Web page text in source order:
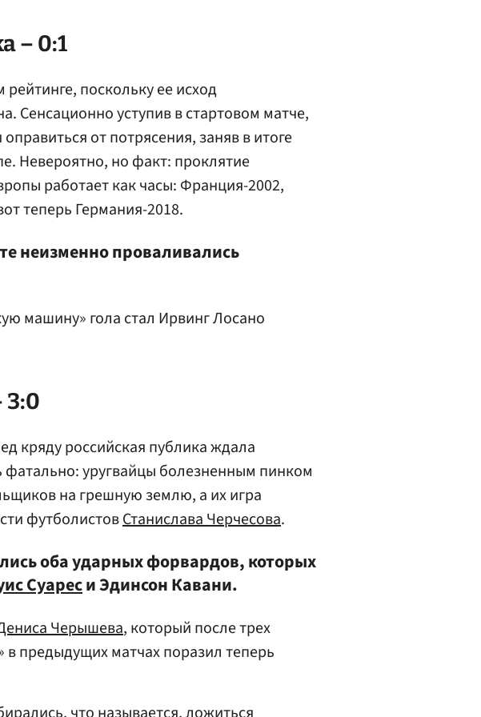
– 0:1
поскольку ее исход
Сенсационно уступив в стартовом матче,
от потрясения, заняв в итоге
Невероятно, но факт: проклятие
работает как часы: Франция-2002,
теперь Германия-2018.
неизменно проваливались
машину» гола стал Ирвинг Лосано
3:0
кряду российская публика ждала
фатально: уругвайцы болезненным пинком
на грешную землю, а их игра
футболистовСтанислава Черчесова.
оба ударных форвардов, которых
Суареси Эдинсон Кавани.
Черышева, который после трех
предыдущих матчах поразил теперь